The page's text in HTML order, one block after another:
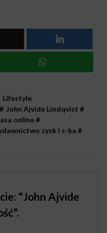
Lifestyle
John Ajvide Lindqvist #
online#
zysk i s-ka #
“ John Ajvide
”.